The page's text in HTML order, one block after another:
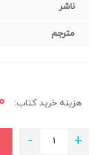
ناشر
مترجم
هزینه خرید کتاب:
+
-